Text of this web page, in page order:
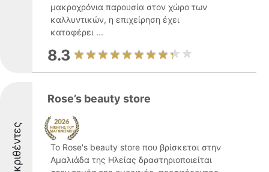
μακροχρόνια παρουσία στον χώρο των
καλλυντικών, η επιχείρηση έχει
καταφέρει ...
8.3
Διακριθέντες
Rose’s beauty store
Το Rose's beauty store που βρίσκεται στην
Αμαλιάδα της Ηλείας δραστηριοποιείται